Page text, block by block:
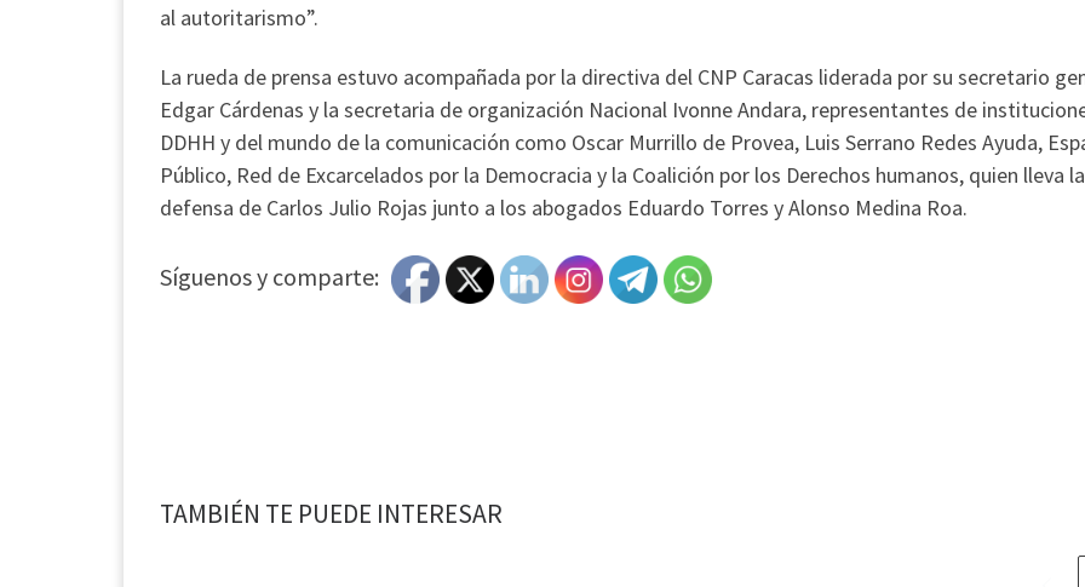
al autoritarismo”.
La rueda de prensa estuvo acompañada por la directiva del CNP Caracas liderada por su secretario
Edgar Cárdenas y la secretaria de organización Nacional Ivonne Andara, representantes de
DDHH y del mundo de la comunicación como Oscar Murrillo de Provea, Luis Serrano Redes Ayuda,
Público, Red de Excarcelados por la Democracia y la Coalición por los Derechos humanos, quien lleva la
defensa de Carlos Julio Rojas junto a los abogados Eduardo Torres y Alonso Medina Roa.
Síguenos y comparte:
TAMBIÉN TE PUEDE INTERESAR